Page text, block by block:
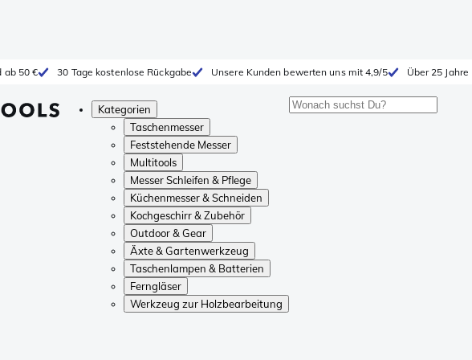
ab 50 € 30 Tage kostenlose Rückgabe Unsere Kunden bewerten uns mit 4,9/5 Über 25
Kategorien
Taschenmesser
Feststehende Messer
Multitools
Messer Schleifen & Pflege
Küchenmesser & Schneiden
Kochgeschirr & Zubehör
Outdoor & Gear
Äxte & Gartenwerkzeug
Taschenlampen & Batterien
Ferngläser
Werkzeug zur Holzbearbeitung